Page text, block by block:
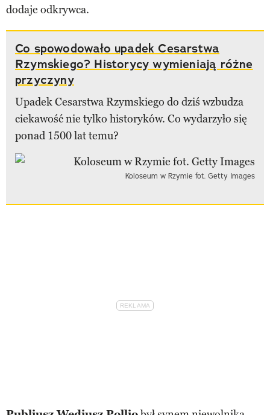
dodaje odkrywca.
Co spowodowało upadek Cesarstwa
Rzymskiego? Historycy wymieniają różne
przyczyny
Upadek Cesarstwa Rzymskiego do dziś wzbudza
ciekawość nie tylko historyków. Co wydarzyło się
ponad 1500 lat temu?
Koloseum w Rzymie fot. Getty Images